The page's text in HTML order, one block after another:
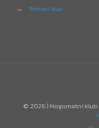
→
Romari kup
© 2026 | Nogometni klub